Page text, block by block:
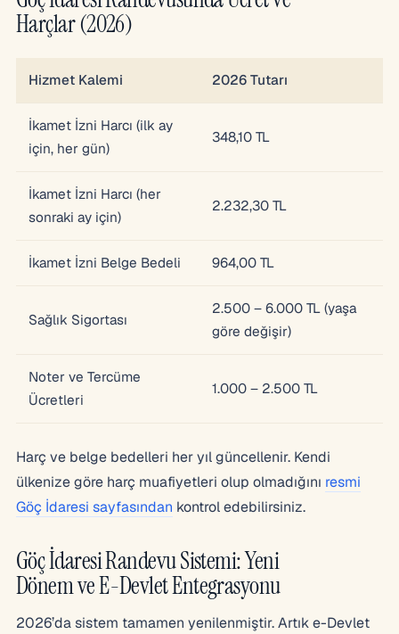
Harçlar (2026)
Hizmet Kalemi 2026 Tutarı
İkamet İzni Harcı (ilk ay
için, her gün)
348,10 TL
İkamet İzni Harcı (her
sonraki ay için)
2.232,30 TL
İkamet İzni Belge Bedeli 964,00 TL
Sağlık Sigortası
2.500 – 6.000 TL (yaşa
göre değişir)
Noter ve Tercüme
Ücretleri
1.000 – 2.500 TL
Harç ve belge bedelleri her yıl güncellenir. Kendi
ülkenize göre harç muafiyetleri olup olmadığını resmi
Göç İdaresi sayfasından kontrol edebilirsiniz.
Göç İdaresi Randevu Sistemi: Yeni
Dönem ve E-Devlet Entegrasyonu
2026’da sistem tamamen yenilenmiştir. Artık e-Devlet